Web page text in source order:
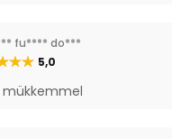
fu**** do***
5,0
mükkemmel